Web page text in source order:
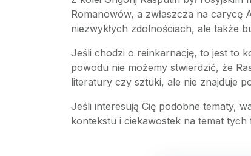
Romanowów, a zwłaszcza na carycę
niezwykłych zdolnościach, ale także
Jeśli chodzi o reinkarnację, to jest to
powodu nie możemy stwierdzić, że
literatury czy sztuki, ale nie znajduje
Jeśli interesują Cię podobne tematy,
kontekstu i ciekawostek na temat